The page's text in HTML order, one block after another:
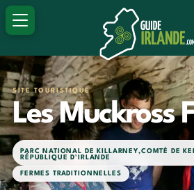
SITE TOURISTIQUE
Les Muckross
PARC NATIONAL DE KILLARNEY,COMTÉ DE
RÉPUBLIQUE D'IRLANDE
FERMES TRADITIONNELLES